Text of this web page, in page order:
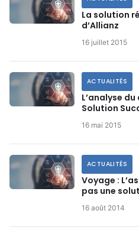
La solution
d’Allianz
16 juillet 2015
ACTUALITÉS
L’analyse
Solution
16 mai 2015
ACTUALITÉS
Voyage :
pas une
16 août 2014